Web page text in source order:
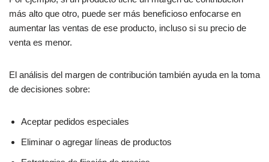
más alto que otro, puede ser más beneficioso enfocarse en
aumentar las ventas de ese producto, incluso si su precio de
venta es menor.
El análisis del margen de contribución también ayuda en la toma
de decisiones sobre:
Aceptar pedidos especiales
Eliminar o agregar líneas de productos